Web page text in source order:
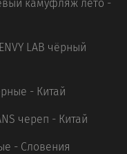
камуфляж лето -
LAB чёрный
- Китай
череп - Китай
- Словения